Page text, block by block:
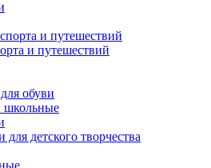
и путешествий
обуви
школьные
для детского творчества